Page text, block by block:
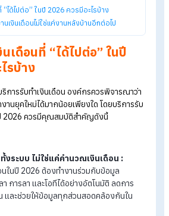
นเดือนที่ได้ไปต่อในปี 2026 ทำไมต้อง
จึงเป็นบริการรับทำเงินเดือนที่ได้ไปต่อในปี
นที่ “ได้ไปต่อ” ในปี 2026 ควรมีอะไรบ้าง
นเดือนที่ “ได้ไปต่อ” ในปี
ะไรบ้าง
ให้บริการรับทำเงินเดือน องค์กรควรพิจารณา